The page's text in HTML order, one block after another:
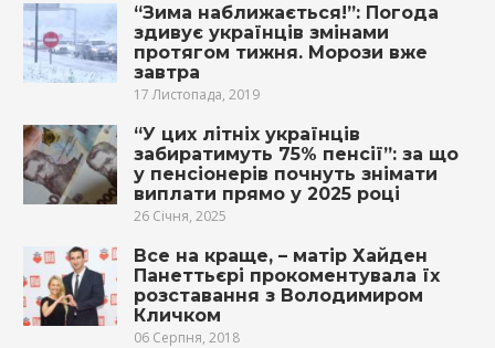
“Зима наближається!”: Погода
здивує українців змінами
протягом тижня. Морози вже
завтра
17 Листопада, 2019
“У цих літніх українців
забиратимуть 75% пенсії”: за що
у пенсіонерів почнуть знімати
виплати прямо у 2025 році
26 Січня, 2025
Все на краще, – матір Хайден
Панеттьєрі прокоментувала їх
розставання з Володимиром
Кличком
06 Серпня, 2018